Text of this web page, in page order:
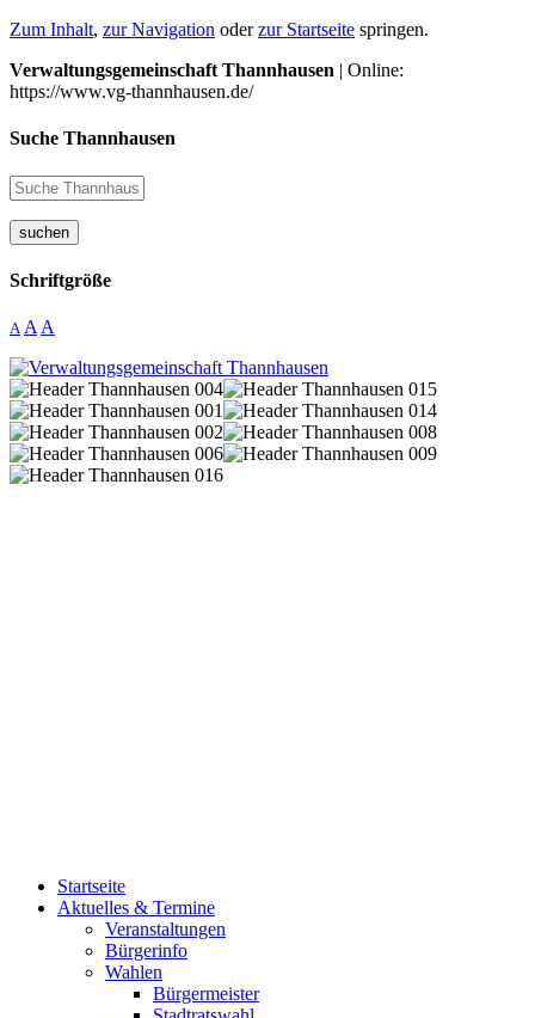
Zum Inhalt, zur Navigation oderzur Startseite springen.
Verwaltungsgemeinschaft Thannhausen | Online:
https://www.vg-thannhausen.de/
Suche Thannhausen
suchen
Schriftgröße
A A A
Startseite
Aktuelles & Termine
Veranstaltungen
Bürgerinfo
Wahlen
Bürgermeister